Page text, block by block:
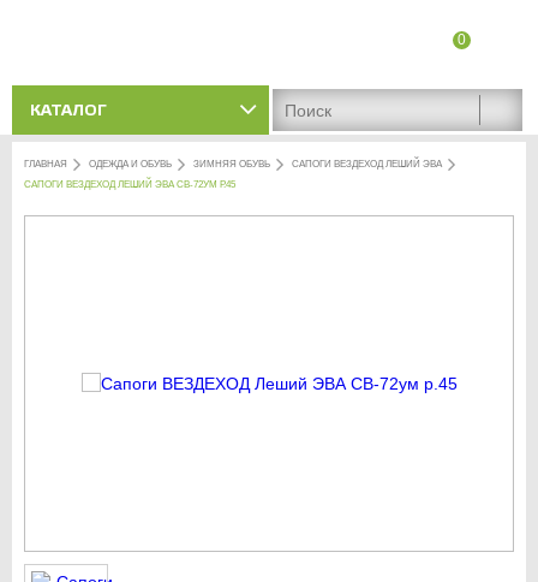
0
КАТАЛОГ
ГЛАВНАЯ ОДЕЖДА И ОБУВЬ ЗИМНЯЯ ОБУВЬ
САПОГИ ВЕЗДЕХОД ЛЕШИЙ ЭВА
САПОГИ ВЕЗДЕХОД ЛЕШИЙ ЭВА СВ-72УМ Р.45